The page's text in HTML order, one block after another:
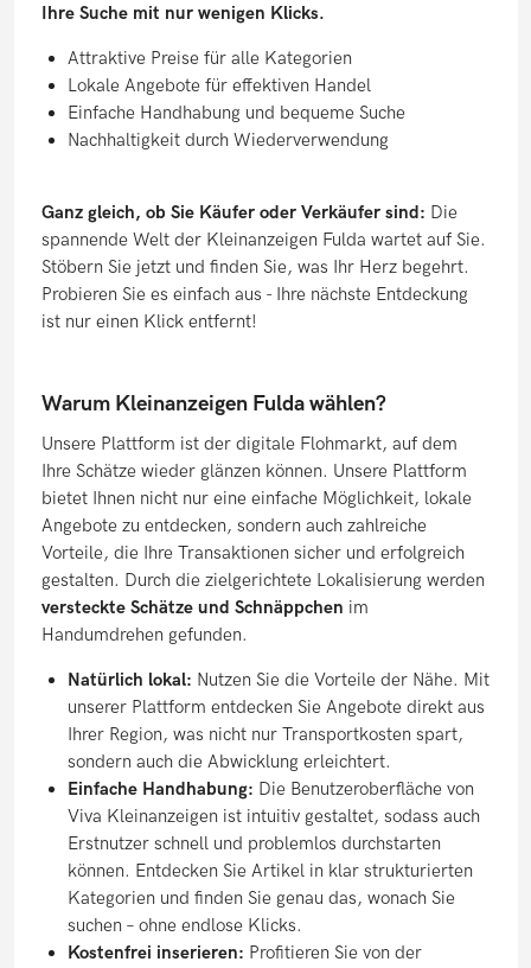
Ihre Suche mit nur wenigen Klicks.
Attraktive Preise für alle Kategorien
Lokale Angebote für effektiven Handel
Einfache Handhabung und bequeme Suche
Nachhaltigkeit durch Wiederverwendung
Ganz gleich, ob Sie Käufer oder Verkäufer sind: Die
spannende Welt der Kleinanzeigen Fulda wartet auf Sie.
Stöbern Sie jetzt und finden Sie, was Ihr Herz begehrt.
Probieren Sie es einfach aus - Ihre nächste Entdeckung
ist nur einen Klick entfernt!
Warum Kleinanzeigen Fulda wählen?
Unsere Plattform ist der digitale Flohmarkt, auf dem
Ihre Schätze wieder glänzen können. Unsere Plattform
bietet Ihnen nicht nur eine einfache Möglichkeit, lokale
Angebote zu entdecken, sondern auch zahlreiche
Vorteile, die Ihre Transaktionen sicher und erfolgreich
gestalten. Durch die zielgerichtete Lokalisierung werden
versteckte Schätze und Schnäppchen im
Handumdrehen gefunden.
Natürlich lokal: Nutzen Sie die Vorteile der Nähe. Mit
unserer Plattform entdecken Sie Angebote direkt aus
Ihrer Region, was nicht nur Transportkosten spart,
sondern auch die Abwicklung erleichtert.
Einfache Handhabung: Die Benutzeroberfläche von
Viva Kleinanzeigen ist intuitiv gestaltet, sodass auch
Erstnutzer schnell und problemlos durchstarten
können. Entdecken Sie Artikel in klar strukturierten
Kategorien und finden Sie genau das, wonach Sie
suchen – ohne endlose Klicks.
Kostenfrei inserieren: Profitieren Sie von der